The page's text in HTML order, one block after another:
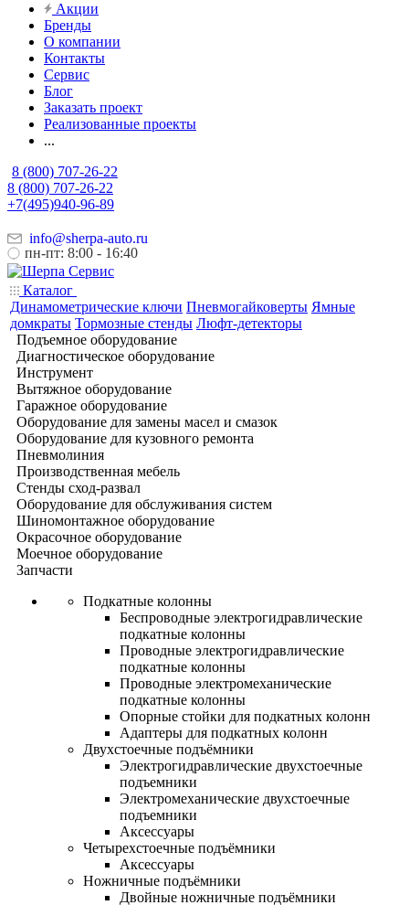
Акции
Бренды
О компании
Контакты
Сервис
Блог
Заказать проект
Реализованные проекты
...
8 (800) 707-26-22
8 (800) 707-26-22
+7(495)940-96-89
info@sherpa-auto.ru
пн-пт: 8:00 - 16:40
Каталог
Динамометрические ключи Пневмогайковерты Ямные
домкраты Тормозные стенды Люфт-детекторы
Подъемное оборудование
Диагностическое оборудование
Инструмент
Вытяжное оборудование
Гаражное оборудование
Оборудование для замены масел и смазок
Оборудование для кузовного ремонта
Пневмолиния
Производственная мебель
Стенды сход-развал
Оборудование для обслуживания систем
Шиномонтажное оборудование
Окрасочное оборудование
Моечное оборудование
Запчасти
Подкатные колонны
Беспроводные электрогидравлические
подкатные колонны
Проводные электрогидравлические
подкатные колонны
Проводные электромеханические
подкатные колонны
Опорные стойки для подкатных колонн
Адаптеры для подкатных колонн
Двухстоечные подъёмники
Электрогидравлические двухстоечные
подъемники
Электромеханические двухстоечные
подъемники
Аксессуары
Четырехстоечные подъёмники
Аксессуары
Ножничные подъёмники
Двойные ножничные подъёмники